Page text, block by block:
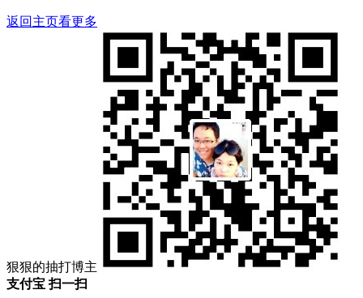
返回主页看更多
狠狠的抽打博主
支付宝 扫一扫